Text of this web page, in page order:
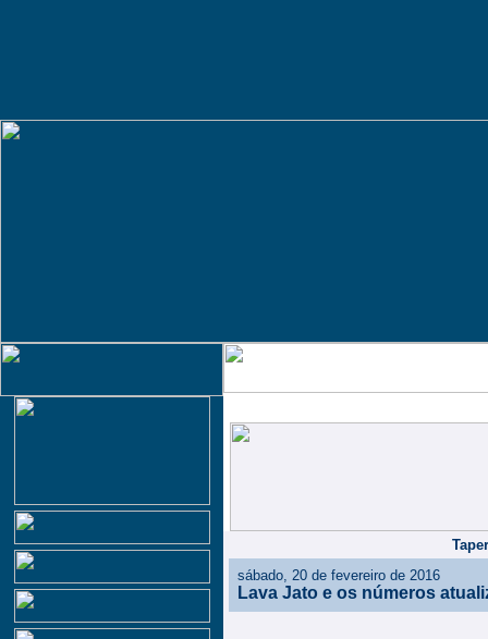
sábado, 20 de fevereiro de 2016
Lava Jato e os números